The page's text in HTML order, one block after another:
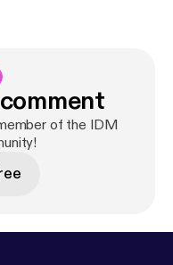
of the IDM